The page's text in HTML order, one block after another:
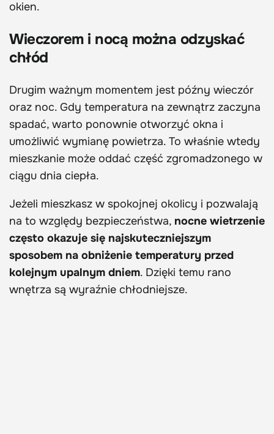
okien.
Wieczorem i nocą można odzyskać
chłód
Drugim ważnym momentem jest późny wieczór
oraz noc. Gdy temperatura na zewnątrz zaczyna
spadać, warto ponownie otworzyć okna i
umożliwić wymianę powietrza. To właśnie wtedy
mieszkanie może oddać część zgromadzonego w
ciągu dnia ciepła.
Jeżeli mieszkasz w spokojnej okolicy i pozwalają
na to względy bezpieczeństwa, nocne wietrzenie
często okazuje się najskuteczniejszym
sposobem na obniżenie temperatury przed
kolejnym upalnym dniem. Dzięki temu rano
wnętrza są wyraźnie chłodniejsze.